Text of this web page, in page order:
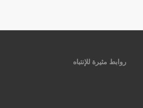
روابط مثيرة للإنتباه